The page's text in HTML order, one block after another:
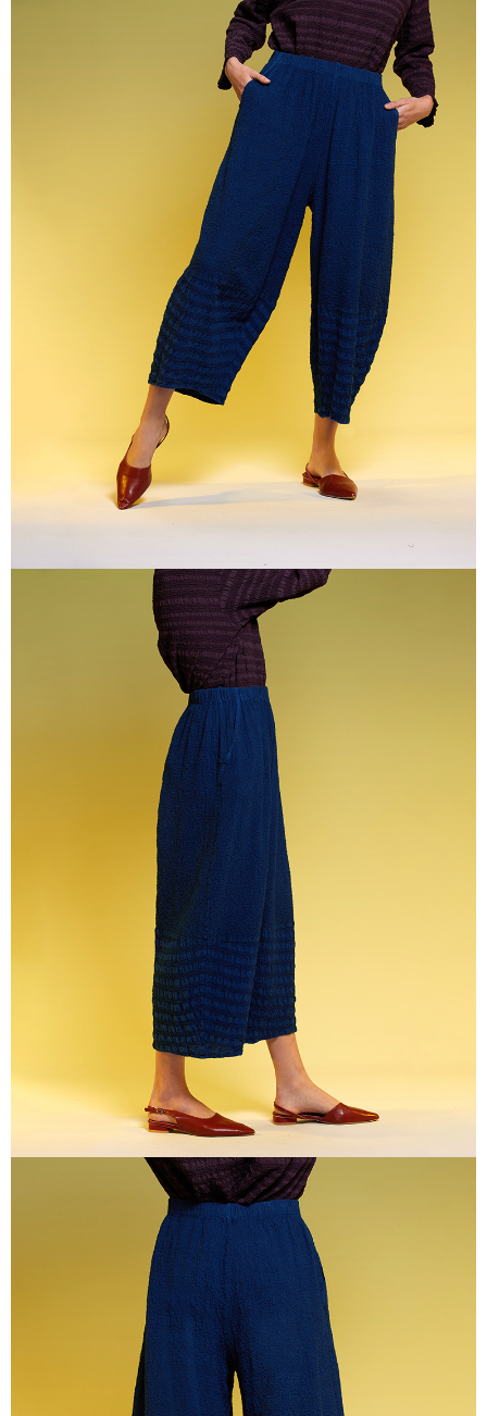
時審查核予不同之上限額度；若仍有額度不足之情形，本公司將視審查結果
５．嚴禁一人註冊多個帳號或使用他人資訊註冊。若發現惡意使用之情形，
恩沛科技股份有限公司將有權停止該用戶之使用額度並採取法律行動。
每筆NT$100，滿NT$2,000(含以上)免運費